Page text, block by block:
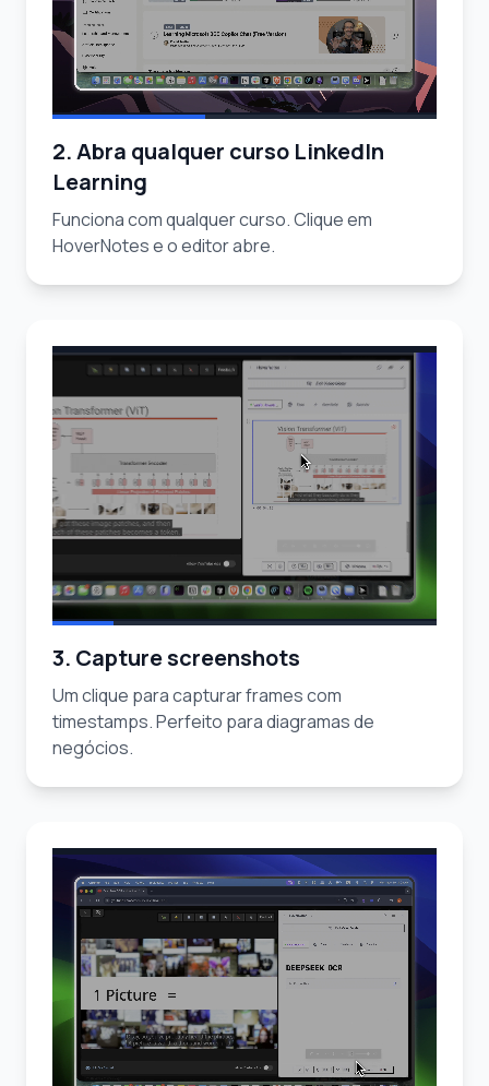
2. Abra qualquer curso LinkedIn
Learning
Funciona com qualquer curso. Clique em
HoverNotes e o editor abre.
3. Capture screenshots
Um clique para capturar frames com
timestamps. Perfeito para diagramas de
negócios.